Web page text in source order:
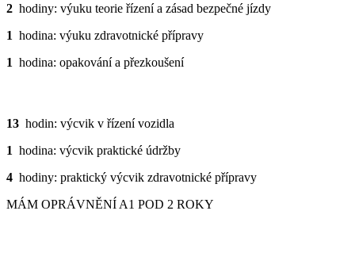
2 hodiny: výuku teorie řízení a zásad bezpečné jízdy
1 hodina: výuku zdravotnické přípravy
1 hodina: opakování a přezkoušení
13 hodin: výcvik v řízení vozidla
1 hodina: výcvik praktické údržby
4 hodiny: praktický výcvik zdravotnické přípravy
MÁM OPRÁVNĚNÍ A1 POD 2 ROKY